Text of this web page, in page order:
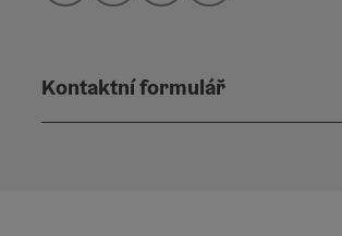
Kontaktní formulář